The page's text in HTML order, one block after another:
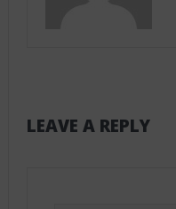
LEAVE A REPLY